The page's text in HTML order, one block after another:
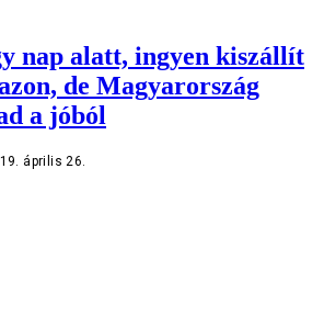
nap alatt, ingyen kiszállít
de Magyarország
a jóból
április 26.